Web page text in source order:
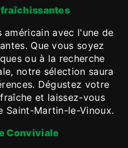
avec l'une de
Que vous soyez
ou à la recherche
notre sélection saura
Dégustez votre
et laissez-vous
Saint-Martin-le-Vinoux.
Conviviale